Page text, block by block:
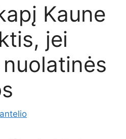
Kaune
jei